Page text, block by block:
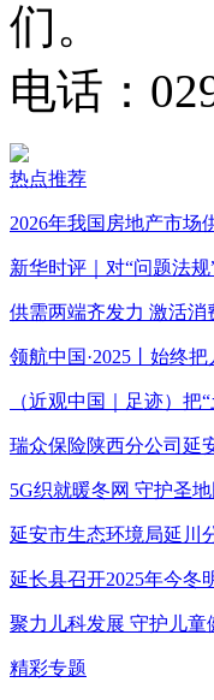
们。
电话：
热点推荐
2026年我国房地产市场
新华时评｜对“问题法
供需两端齐发力 激活消
领航中国·2025丨始终
（近观中国｜足迹）
瑞众保险陕西分公司延
5G织就暖冬网 守护圣
延安市生态环境局延川
延长县召开2025年今冬
聚力儿科发展 守护儿
精彩专题